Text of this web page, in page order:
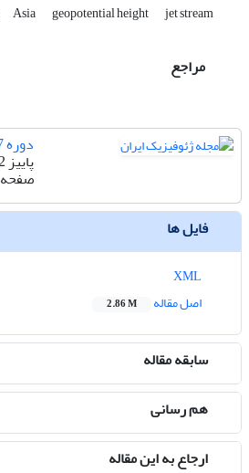
Asia geopotential height jet stream
مراجع
دوره 17، شماره 4
پاییز 1402
صفحه
فایل ها
اصل مقاله
2.86 M
سابقه مقاله
هم رسانی
ارجاع به این مقاله